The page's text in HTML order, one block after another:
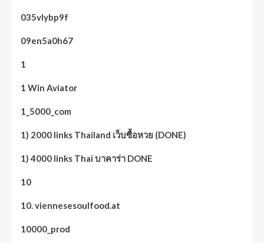
035vlybp9f
09en5a0h67
1
1 Win Aviator
1_5000_com
1) 2000 links Thailand เว็บซื้อหวย (DONE)
1) 4000 links Thai บาคาร่า DONE
10
10. viennesesoulfood.at
10000_prod